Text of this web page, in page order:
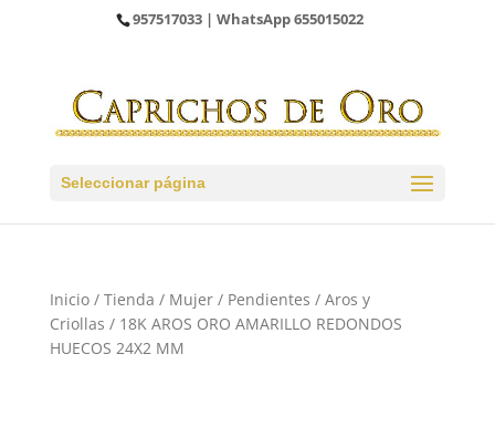
957517033 | WhatsApp655015022
Seleccionar página
Inicio/ Tienda / Mujer/ Pendientes / Aros y
Criollas / 18K AROS ORO AMARILLO REDONDOS
HUECOS 24X2 MM